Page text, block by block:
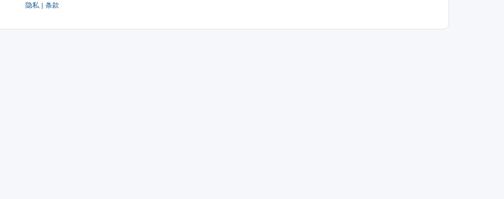
隐私 | 条款